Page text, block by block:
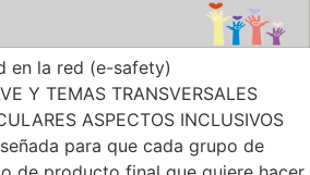
en la red (e-safety)
Y TEMAS TRANSVERSALES
ASPECTOS INCLUSIVOS
para que cada grupo de